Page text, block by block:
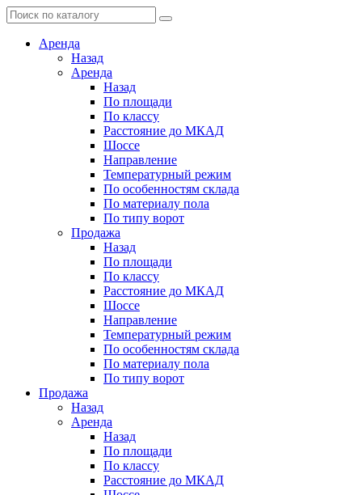
Аренда
Назад
Аренда
Назад
По площади
По классу
Расстояние до МКАД
Шоссе
Направление
Температурный режим
По особенностям склада
По материалу пола
По типу ворот
Продажа
Назад
По площади
По классу
Расстояние до МКАД
Шоссе
Направление
Температурный режим
По особенностям склада
По материалу пола
По типу ворот
Продажа
Назад
Аренда
Назад
По площади
По классу
Расстояние до МКАД